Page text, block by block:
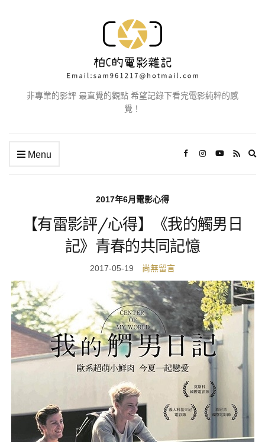
非專業的影評 最直覺的觀點 希望記錄下看完電影純粹的感
覺！
Menu
2017年6月電影心得
【有雷影評/心得】《我的觸男日
記》青春的共同記憶
2017-05-19 尚無留言